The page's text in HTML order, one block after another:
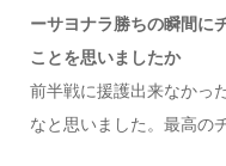
ーサヨナラ勝ちの瞬間に
ことを思いましたか
前半戦に援護出来なかっ
なと思いました。最高の